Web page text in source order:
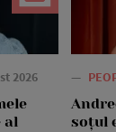
2026
al
—
soțul